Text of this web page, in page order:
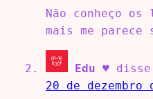
Não conheço
mais me parece
Edu ♥
20 de dezembro